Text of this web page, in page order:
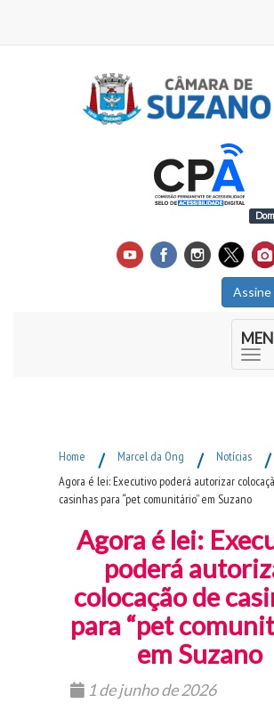
Assine
Home / Marcel da Ong / Notícias /
Agora é lei: Executivo poderá autorizar
casinhas para “pet comunitário” em Suzano
Agora é lei:
poderá
colocação de
para “pet
em Suzano
1 de junho de 2026